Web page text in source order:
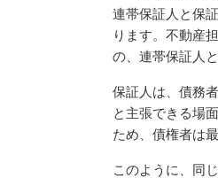
連帯保証人と保
ります。不動産
の、連帯保証人
保証人は、債務
と主張できる場
ため、債権者は
このように、同